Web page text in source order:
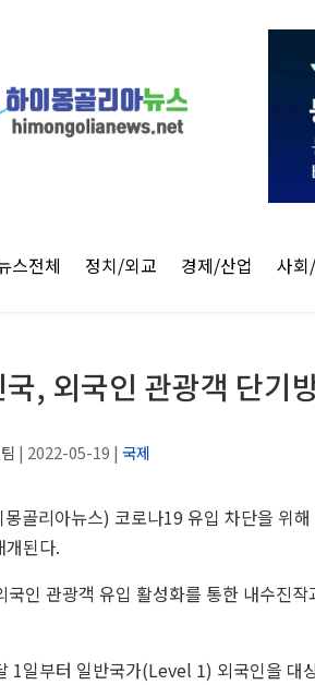
스전체 정치/외교 경제/산업 사회
, 외국인 관광객 단기
| 2022-05-19 | 국제
골리아뉴스) 코로나19유입 차단을 위
개된다.
국인 관광객 유입 활성화를 통한 내수진
1일부터 일반국가(Level 1) 외국인을 대